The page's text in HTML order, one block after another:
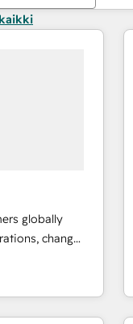
globally
change
creative
and